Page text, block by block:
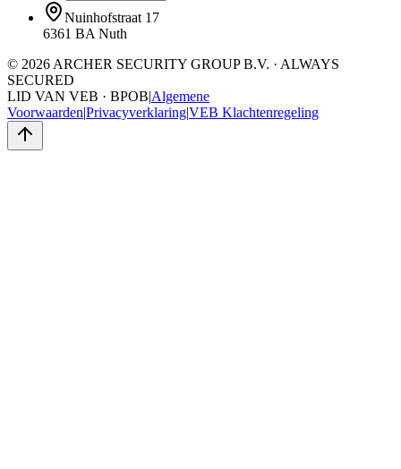
Nuinhofstraat 17
6361 BA Nuth
© 2026 ARCHER SECURITY GROUP B.V. · ALWAYS
SECURED
LID VAN VEB · BPOB|Algemene
Voorwaarden|Privacyverklaring|VEB Klachtenregeling